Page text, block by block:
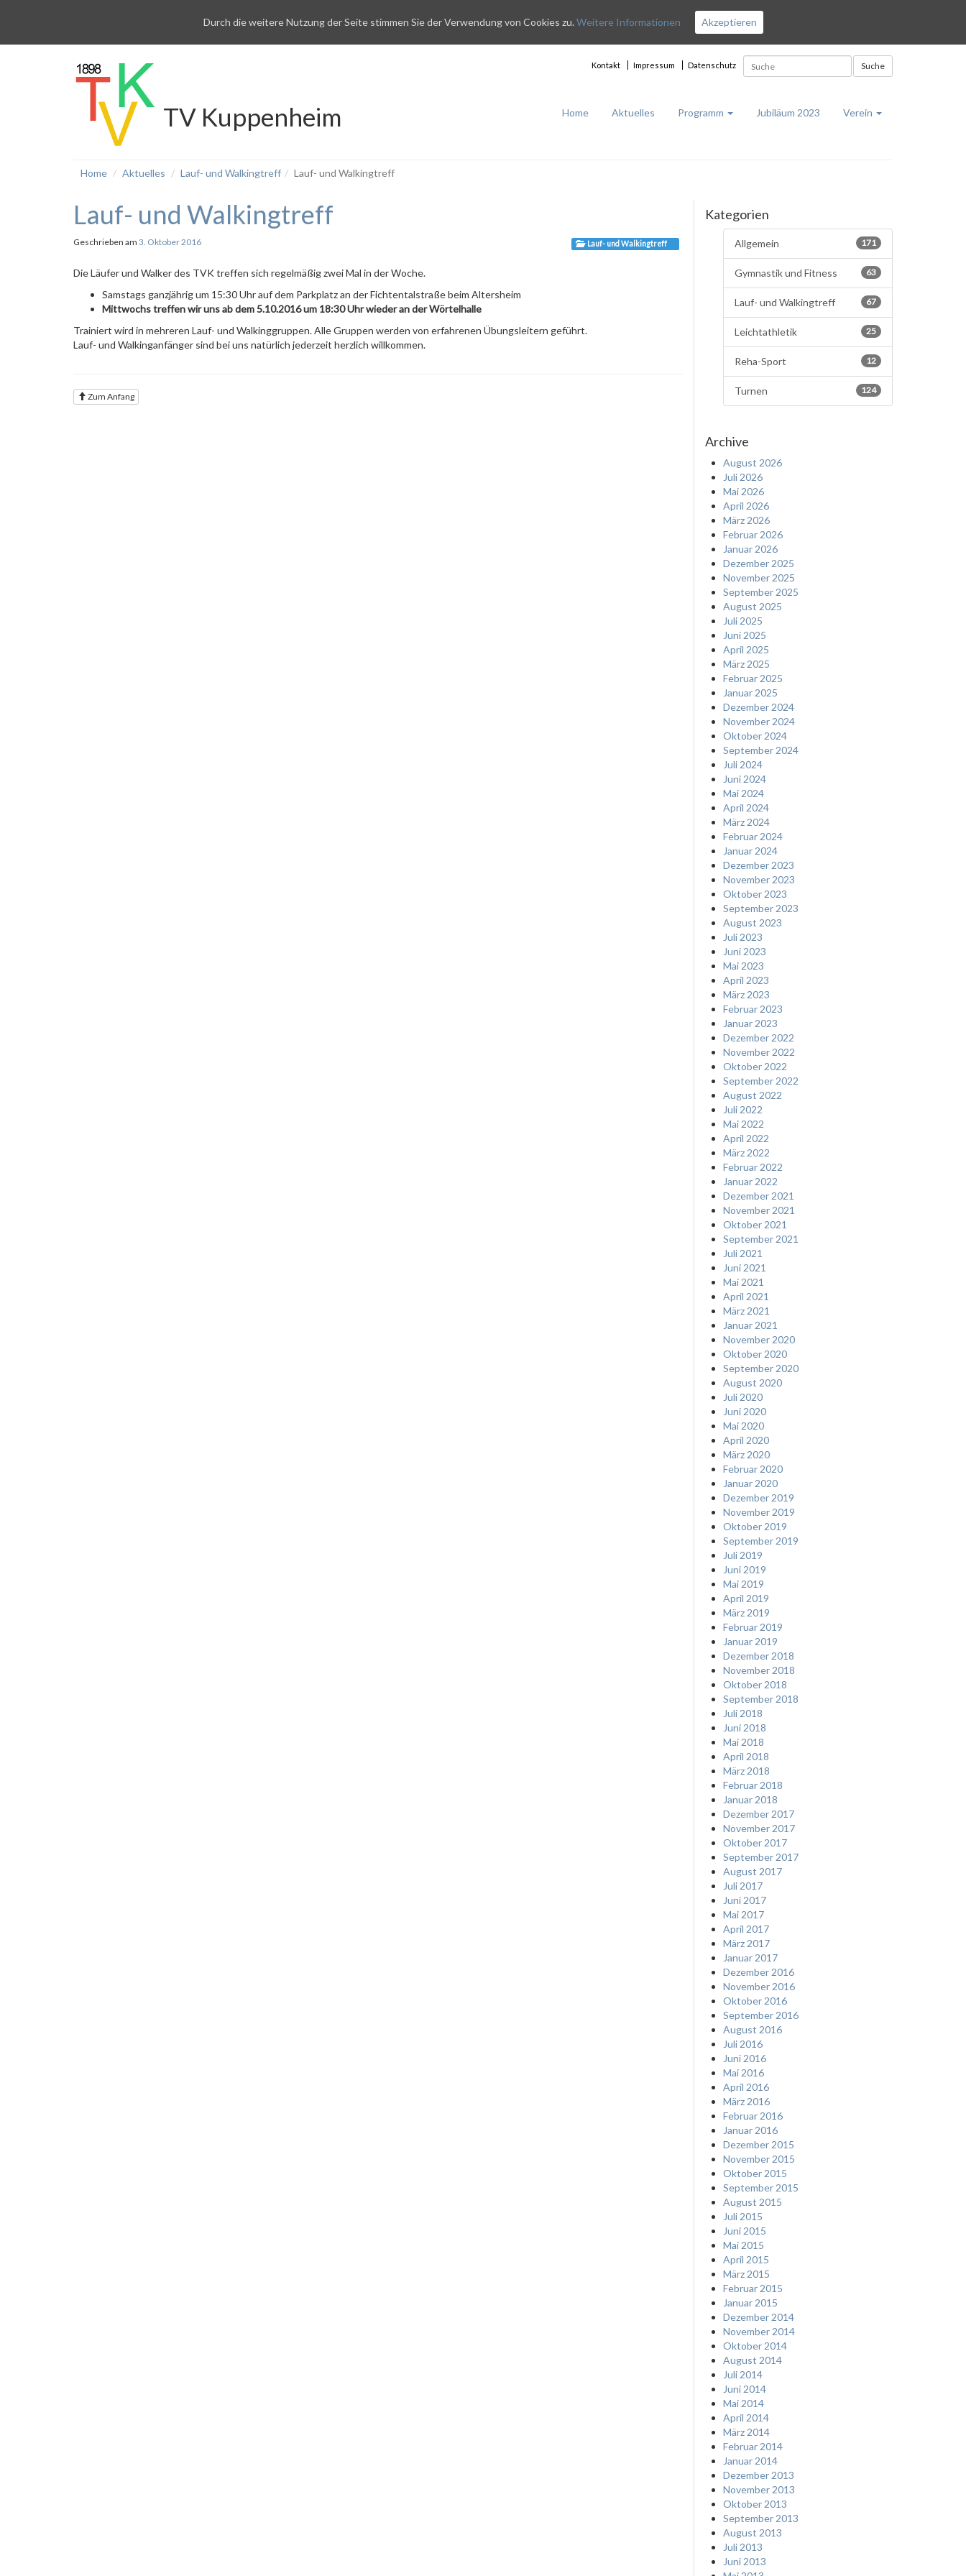
Suche
Kontakt Impressum Datenschutz
TV Kuppenheim Home Aktuelles Programm Jubiläum 2023 Verein
Home Aktuelles Lauf- und Walkingtreff Lauf- und Walkingtreff
Lauf- und Walkingtreff
Geschrieben am 3. Oktober 2016 Lauf- und Walkingtreff
Die Läufer und Walker des TVK treffen sich regelmäßig zwei Mal in der Woche.
Samstags ganzjährig um 15:30 Uhr auf dem Parkplatz an der Fichtentalstraße beim Altersheim
Mittwochs treffen wir uns ab dem 5.10.2016 um 18:30 Uhr wieder an der Wörtelhalle
Trainiert wird in mehreren Lauf- und Walkinggruppen. Alle Gruppen werden von erfahrenen Übungsleitern geführt.
Lauf- und Walkinganfänger sind bei uns natürlich jederzeit herzlich willkommen.
Zum Anfang
Kategorien
171
Allgemein
63
Gymnastik und Fitness
67
Lauf- und Walkingtreff
25
Leichtathletik
12
Reha-Sport
124
Turnen
Archive
August 2026
Juli 2026
Mai 2026
April 2026
März 2026
Februar 2026
Januar 2026
Dezember 2025
November 2025
September 2025
August 2025
Juli 2025
Juni 2025
April 2025
März 2025
Februar 2025
Januar 2025
Dezember 2024
November 2024
Oktober 2024
September 2024
Juli 2024
Juni 2024
Mai 2024
April 2024
März 2024
Februar 2024
Januar 2024
Dezember 2023
November 2023
Oktober 2023
September 2023
August 2023
Juli 2023
Juni 2023
Mai 2023
April 2023
März 2023
Februar 2023
Januar 2023
Dezember 2022
November 2022
Oktober 2022
September 2022
August 2022
Juli 2022
Mai 2022
April 2022
März 2022
Februar 2022
Januar 2022
Dezember 2021
November 2021
Oktober 2021
September 2021
Juli 2021
Juni 2021
Mai 2021
April 2021
März 2021
Januar 2021
November 2020
Oktober 2020
September 2020
August 2020
Juli 2020
Juni 2020
Mai 2020
April 2020
März 2020
Februar 2020
Januar 2020
Dezember 2019
November 2019
Oktober 2019
September 2019
Juli 2019
Juni 2019
Mai 2019
April 2019
März 2019
Februar 2019
Januar 2019
Dezember 2018
November 2018
Oktober 2018
September 2018
Juli 2018
Juni 2018
Mai 2018
April 2018
März 2018
Februar 2018
Januar 2018
Dezember 2017
November 2017
Oktober 2017
September 2017
August 2017
Juli 2017
Juni 2017
Mai 2017
April 2017
März 2017
Januar 2017
Dezember 2016
November 2016
Oktober 2016
September 2016
August 2016
Juli 2016
Juni 2016
Mai 2016
April 2016
März 2016
Februar 2016
Januar 2016
Dezember 2015
November 2015
Oktober 2015
September 2015
August 2015
Juli 2015
Juni 2015
Mai 2015
April 2015
März 2015
Februar 2015
Januar 2015
Dezember 2014
November 2014
Oktober 2014
August 2014
Juli 2014
Juni 2014
Mai 2014
April 2014
März 2014
Februar 2014
Januar 2014
Dezember 2013
November 2013
Oktober 2013
September 2013
August 2013
Juli 2013
Juni 2013
Durch die weitere Nutzung der Seite stimmen Sie der Verwendung von Cookies zu. Weitere Informationen Akzeptieren